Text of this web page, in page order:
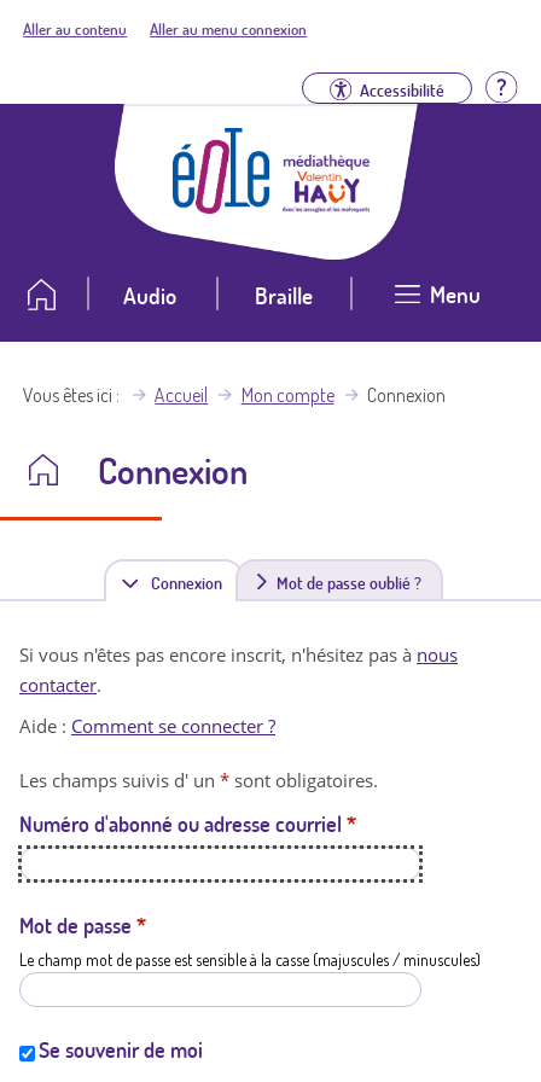
Aller au contenu Aller au menu connexion
Accessibilité
Audio Braille Menu
Vous êtes ici Accueil Mon compte Connexion
Connexion
Connexion(
n
t
a
t
i
Mot de passe oublié ?
Si vous n'êtes pas encore inscrit, n'hésitez pas à nous
contacter.
Aide : Comment se connecter ?
Les champs suivis d' un * sont obligatoires.
Numéro d'abonné ou adresse courriel *
Mot de passe *
Le champ mot de passe est sensible à la casse (majuscules / minuscules)
Se souvenir de moi